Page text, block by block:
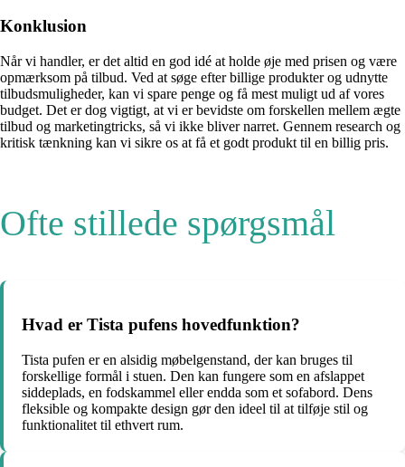
Konklusion
Når vi handler, er det altid en god idé at holde øje med prisen og være
opmærksom på tilbud. Ved at søge efter billige produkter og udnytte
tilbudsmuligheder, kan vi spare penge og få mest muligt ud af vores
budget. Det er dog vigtigt, at vi er bevidste om forskellen mellem ægte
tilbud og marketingtricks, så vi ikke bliver narret. Gennem research og
kritisk tænkning kan vi sikre os at få et godt produkt til en billig pris.
Ofte stillede spørgsmål
Hvad er Tista pufens hovedfunktion?
Tista pufen er en alsidig møbelgenstand, der kan bruges til
forskellige formål i stuen. Den kan fungere som en afslappet
siddeplads, en fodskammel eller endda som et sofabord. Dens
fleksible og kompakte design gør den ideel til at tilføje stil og
funktionalitet til ethvert rum.